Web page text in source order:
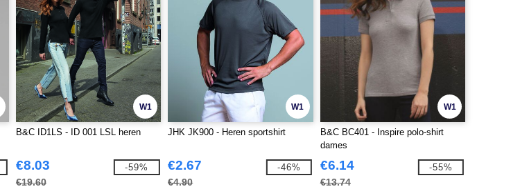
W1
B&C ID1LS - ID 001 LSL heren
€8.03
€19.60
-59%
W1
JHK JK900 - Heren sportshirt
€2.67
€4.90
-46%
W1
B&C BC401 - Inspire polo-shirt
dames
€6.14
€13.74
-55%